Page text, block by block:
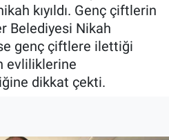
kıyıldı. Genç çiftlerin
Belediyesi Nikah
genç çiftlere ilettiği
evliliklerine
dikkat çekti.